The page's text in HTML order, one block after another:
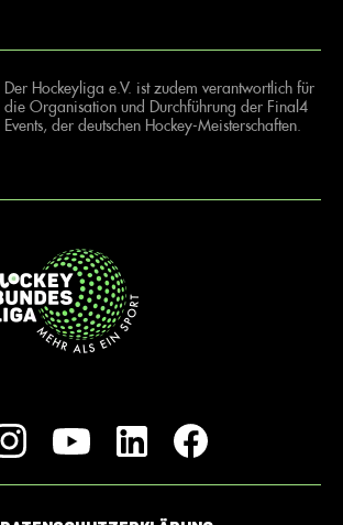
Der Hockeyliga e.V. ist zudem verantwortlich für
die Organisation und Durchführung der Final4
Events, der deutschen Hockey-Meisterschaften.